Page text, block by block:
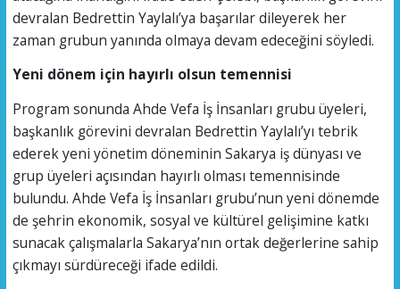
devralan Bedrettin Yaylalı’ya başarılar dileyerek her
zaman grubun yanında olmaya devam edeceğini söyledi.
Yeni dönem için hayırlı olsun temennisi
Program sonunda Ahde Vefa İş İnsanları grubu üyeleri,
başkanlık görevini devralan Bedrettin Yaylalı’yı tebrik
ederek yeni yönetim döneminin Sakarya iş dünyası ve
grup üyeleri açısından hayırlı olması temennisinde
bulundu. Ahde Vefa İş İnsanları grubu’nun yeni dönemde
de şehrin ekonomik, sosyal ve kültürel gelişimine katkı
sunacak çalışmalarla Sakarya’nın ortak değerlerine sahip
çıkmayı sürdüreceği ifade edildi.